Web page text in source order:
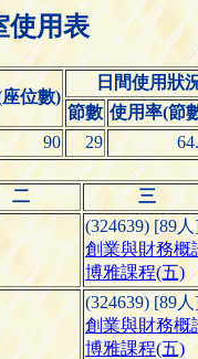
使用表
位數)
日間使用狀
節數 使用率(節
90 29
二 三
(324639) [89
創業與財務概
博雅課程(五)
(324639) [89
創業與財務概
博雅課程(五)